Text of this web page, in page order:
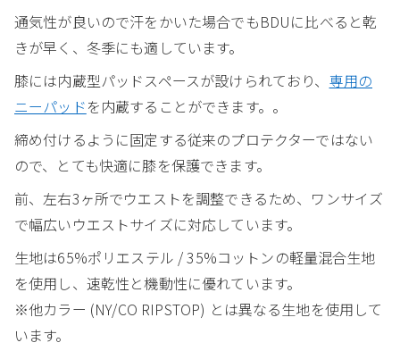
通気性が良いので汗をかいた場合でもBDUに比べると乾
きが早く、冬季にも適しています。
膝には内蔵型パッドスペースが設けられており、 専用の
ニーパッドを内蔵することができます。。
締め付けるように固定する従来のプロテクターではない
ので、とても快適に膝を保護できます。
前、左右3ヶ所でウエストを調整できるため、ワンサイズ
で幅広いウエストサイズに対応しています。
生地は65%ポリエステル / 35%コットンの軽量混合生地
を使用し、速乾性と機動性に優れています。
※他カラー (NY/CO RIPSTOP) とは異なる生地を使用して
います。